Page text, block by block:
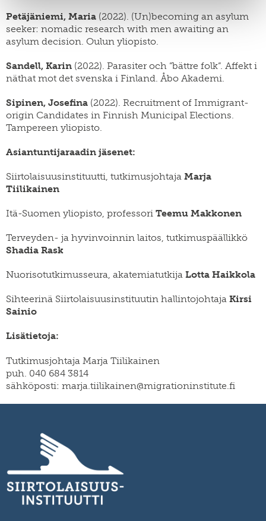
Petäjäniemi, Maria (2022). (Un)becoming an asylum
seeker: nomadic research with men awaiting an
asylum decision. Oulun yliopisto.
Sandell, Karin (2022). Parasiter och ”bättre folk”. Affekt i
näthat mot det svenska i Finland. Åbo Akademi.
Sipinen, Josefina (2022). Recruitment of Immigrant-
origin Candidates in Finnish Municipal Elections.
Tampereen yliopisto.
Asiantuntijaraadin jäsenet:
Siirtolaisuusinstituutti, tutkimusjohtaja Marja
Tiilikainen
Itä-Suomen yliopisto, professori Teemu Makkonen
Terveyden- ja hyvinvoinnin laitos, tutkimuspäällikkö
Shadia Rask
Nuorisotutkimusseura, akatemiatutkija Lotta Haikkola
Sihteerinä Siirtolaisuusinstituutin hallintojohtaja Kirsi
Sainio
Lisätietoja:
Tutkimusjohtaja Marja Tiilikainen
puh. 040 684 3814
sähköposti: marja.tiilikainen@migrationinstitute.fi